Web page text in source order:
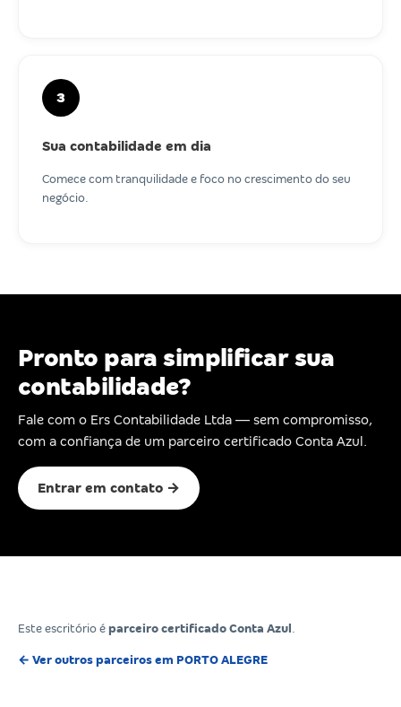
3
Sua contabilidade em dia
Comece com tranquilidade e foco no crescimento do seu
negócio.
Pronto para simplificar sua
contabilidade?
Fale com o Ers Contabilidade Ltda — sem compromisso,
com a confiança de um parceiro certificado Conta Azul.
Entrar em contato →
Este escritório é parceiro certificado Conta Azul
← Ver outros parceiros em PORTO ALEGRE